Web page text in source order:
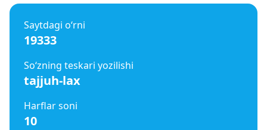
Saytdagi o‘rni
19333
So‘zning teskari yozilishi
tajjuh-lax
Harflar soni
10